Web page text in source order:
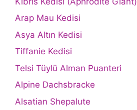
Arap Mau Kedisi
Asya Altın Kedisi
Tiffanie Kedisi
Telsi Tüylü Alman Puanteri
Alpine Dachsbracke
Alsatian Shepalute